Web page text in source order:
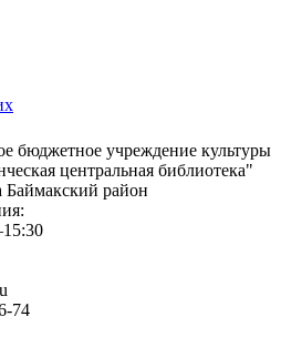
бюджетное учреждение культуры
центральная библиотека"
Баймакский район
74